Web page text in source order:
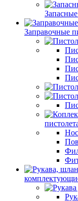
Заправочные